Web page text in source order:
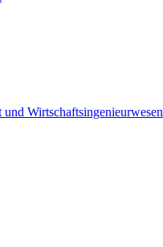
Wirtschaftsingenieurwesen